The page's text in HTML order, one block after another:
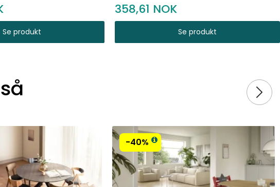
Se produkt
358,61
Se produkt
-40%